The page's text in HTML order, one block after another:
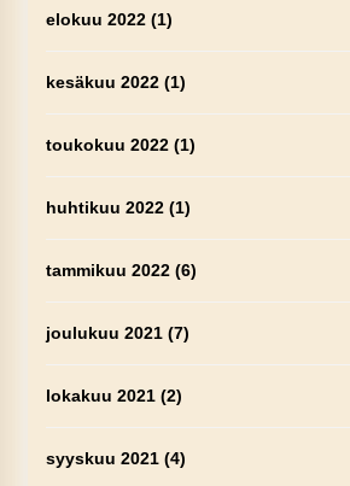
elokuu 2022(1)
kesäkuu 2022(1)
toukokuu 2022(1)
huhtikuu 2022(1)
tammikuu 2022(6)
joulukuu 2021(7)
lokakuu 2021(2)
syyskuu 2021(4)